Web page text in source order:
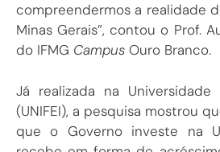
compreendermos a realidade
Minas Gerais”, contou o Prof.
do IFMG Campus Ouro Branco.
Já realizada na
(UNIFEI), a pesquisa mostrou
que o Governo investe na